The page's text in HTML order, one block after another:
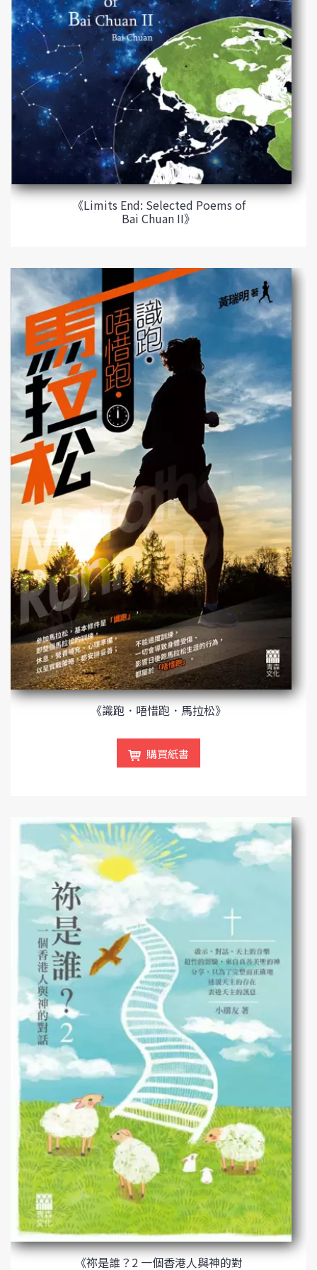
《Limits End: Selected Poems of
Bai Chuan II》
《識跑．唔惜跑．馬拉松》
購買紙書
《祢是誰？2 一個香港人與神的對